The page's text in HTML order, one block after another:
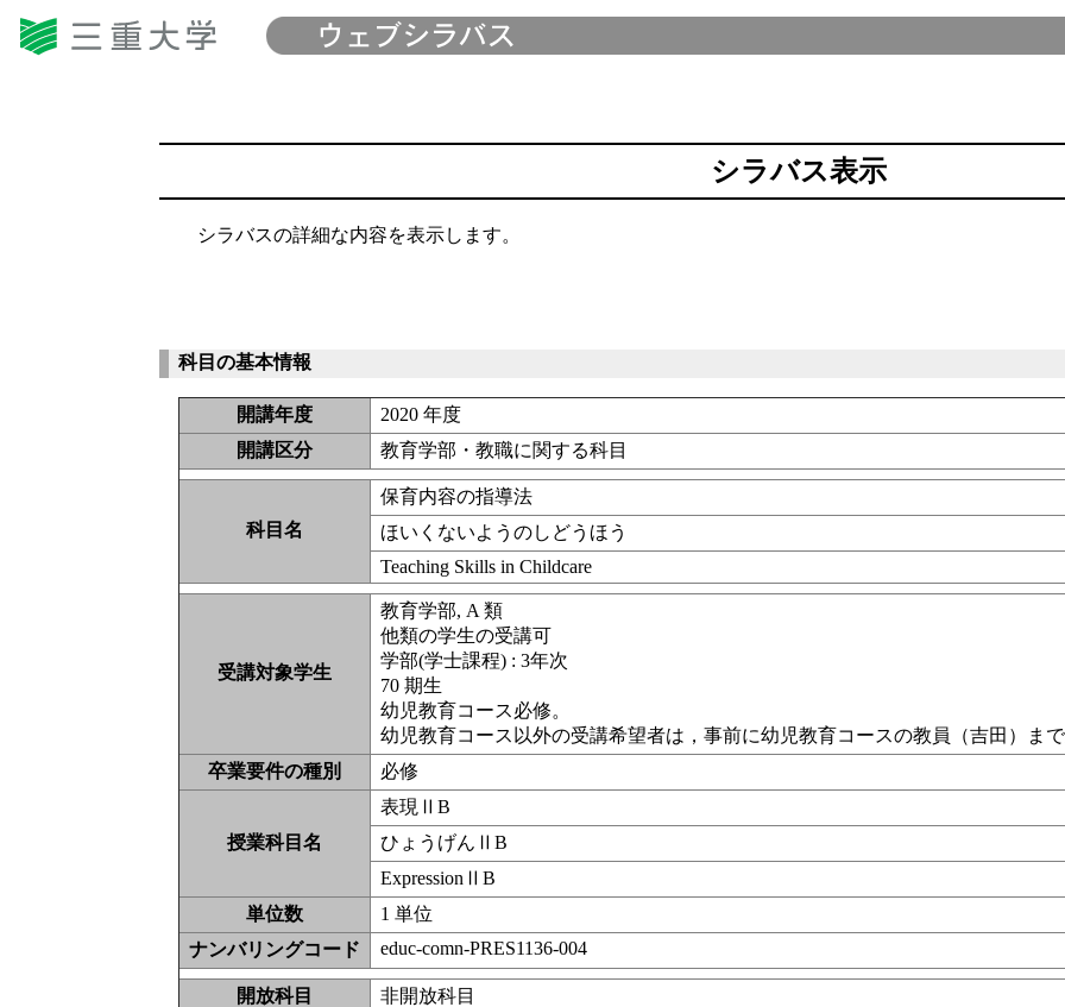
シラバス表示
シラバスの詳細な内容を表示します。
科目の基本情報
開講年度
2020 年度
開講区分
教育学部・教職に関する科目
科目名
保育内容の指導法
ほいくないようのしどうほう
Teaching Skills in Childcare
受講対象学生
教育学部, A 類
他類の学生の受講可
学部(学士課程) : 3年次
70 期生
幼児教育コース必修。
幼児教育コース以外の受講希望者は，事前に幼児教育コースの教員（吉田）まで
卒業要件の種別
必修
授業科目名
表現ⅡB
ひょうげんⅡB
ExpressionⅡB
単位数
1 単位
ナンバリングコード
educ-comn-PRES1136-004
開放科目
非開放科目